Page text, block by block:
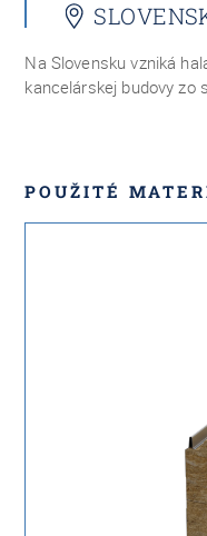
Na Slovensku vzniká
kancelárskej budovy zo
POUŽITÉ